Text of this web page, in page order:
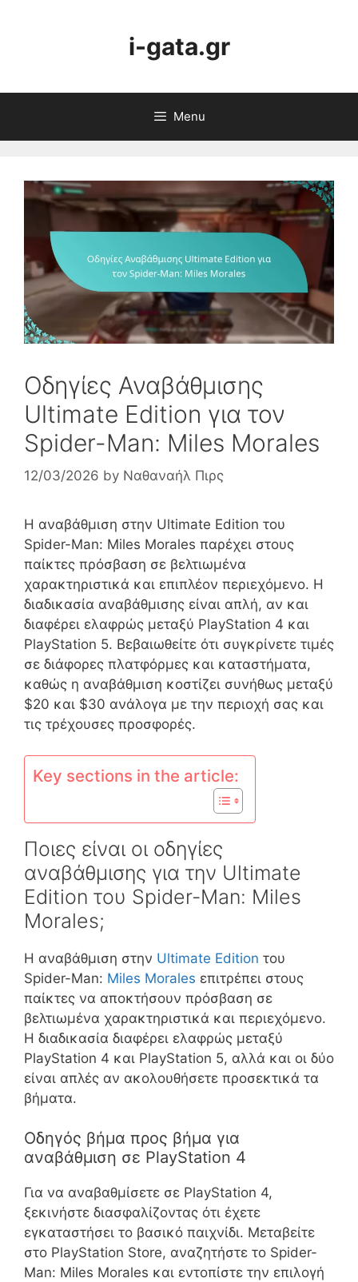
i-gata.gr
Menu
Οδηγίες Αναβάθμισης
Ultimate Edition για τον
Spider-Man: Miles Morales
12/03/2026 by Ναθαναήλ Πιρς
Η αναβάθμιση στην Ultimate Edition του
Spider-Man: Miles Morales παρέχει στους
παίκτες πρόσβαση σε βελτιωμένα
χαρακτηριστικά και επιπλέον περιεχόμενο. Η
διαδικασία αναβάθμισης είναι απλή, αν και
διαφέρει ελαφρώς μεταξύ PlayStation 4 και
PlayStation 5. Βεβαιωθείτε ότι συγκρίνετε τιμές
σε διάφορες πλατφόρμες και καταστήματα,
καθώς η αναβάθμιση κοστίζει συνήθως μεταξύ
$20 και $30 ανάλογα με την περιοχή σας και
τις τρέχουσες προσφορές.
Key sections in the article:
Ποιες είναι οι οδηγίες
αναβάθμισης για την Ultimate
Edition του Spider-Man: Miles
Morales;
Η αναβάθμιση στην Ultimate Edition του
Spider-Man: Miles Morales επιτρέπει στους
παίκτες να αποκτήσουν πρόσβαση σε
βελτιωμένα χαρακτηριστικά και περιεχόμενο.
Η διαδικασία διαφέρει ελαφρώς μεταξύ
PlayStation 4 και PlayStation 5, αλλά και οι δύο
είναι απλές αν ακολουθήσετε προσεκτικά τα
βήματα.
Οδηγός βήμα προς βήμα για
αναβάθμιση σε PlayStation 4
Για να αναβαθμίσετε σε PlayStation 4,
ξεκινήστε διασφαλίζοντας ότι έχετε
εγκαταστήσει το βασικό παιχνίδι. Μεταβείτε
στο PlayStation Store, αναζητήστε το Spider-
Man: Miles Morales και εντοπίστε την επιλογή